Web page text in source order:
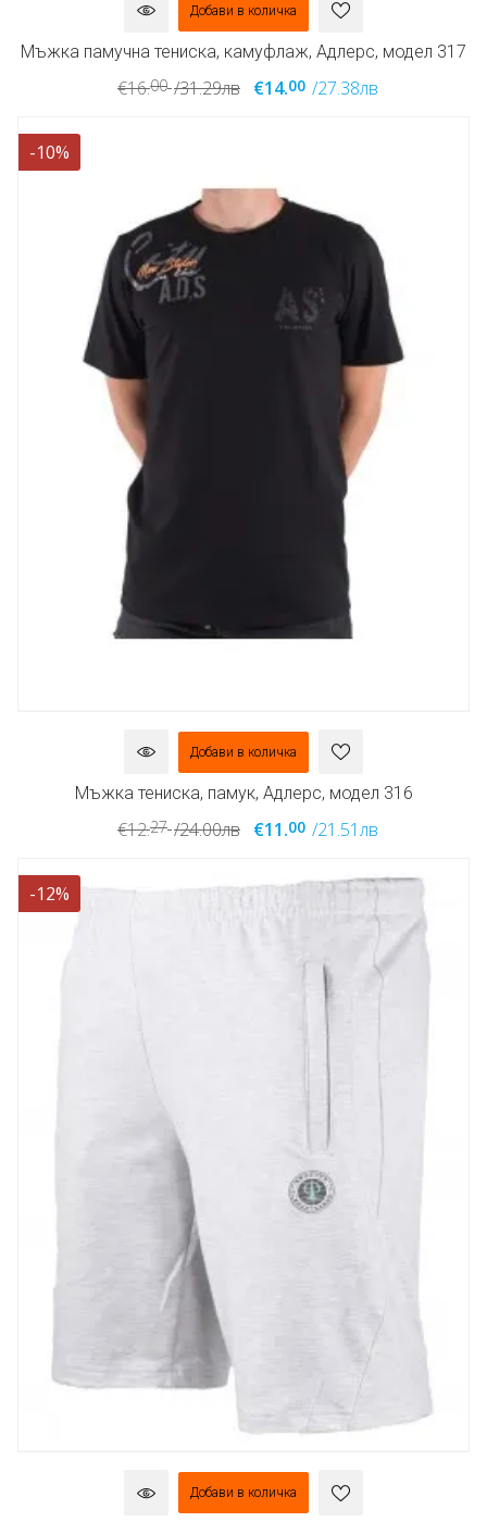
Добави в количка
Мъжка памучна тениска, камуфлаж, Адлерс, модел 317
€16.00 /31.29лв €14.00 /27.38лв
-10%
Добави в количка
Мъжка тениска, памук, Адлерс, модел 316
€12.27 /24.00лв €11.00 /21.51лв
-12%
Добави в количка